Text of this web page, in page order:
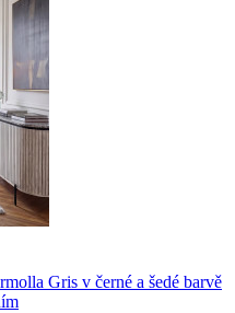
Gris v černé a šedé barvě